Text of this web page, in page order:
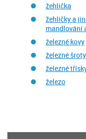
žehlička
žehličky a
mandlování
železné kovy
železné šroty
železné
železo